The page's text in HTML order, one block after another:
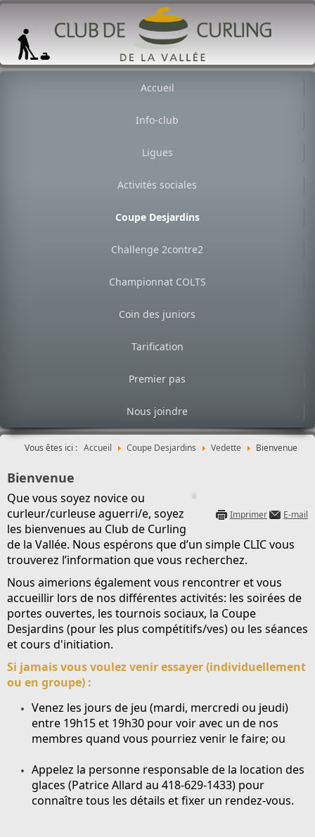
Accueil
Info-club
Ligues
Activités sociales
Coupe Desjardins
Challenge 2contre2
Championnat COLTS
Coin des juniors
Tarification
Premier pas
Nous joindre
Vous êtes ici : Accueil Coupe Desjardins Vedette Bienvenue
Bienvenue
Imprimer E-mail
Que vous soyez novice ou
curleur/curleuse aguerri/e, soyez
les bienvenues au Club de Curling
de la Vallée. Nous espérons que d’un simple CLIC vous
trouverez l’information que vous recherchez.
Nous aimerions également vous rencontrer et vous
accueillir lors de nos différentes activités: les soirées de
portes ouvertes, les tournois sociaux, la Coupe
Desjardins (pour les plus compétitifs/ves) ou les séances
et cours d'initiation.
Si jamais vous voulez venir essayer (individuellement
ou en groupe) :
Venez les jours de jeu (mardi, mercredi ou jeudi)
entre 19h15 et 19h30 pour voir avec un de nos
membres quand vous pourriez venir le faire; ou
Appelez la personne responsable de la location des
glaces (Patrice Allard au 418-629-1433) pour
connaître tous les détails et fixer un rendez-vous.